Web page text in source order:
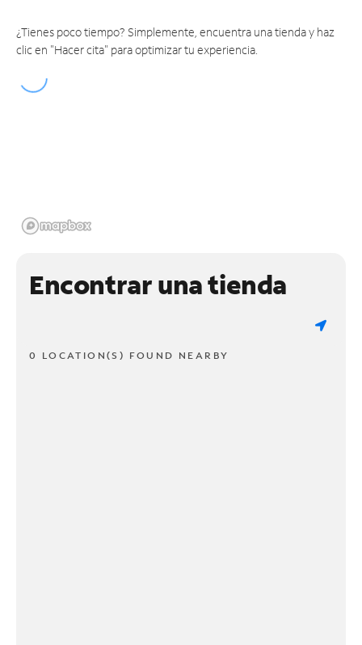
¿Tienes poco tiempo? Simplemente, encuentra una tienda y haz
clic en "Hacer cita" para optimizar tu experiencia.
Encontrar una tienda
0 LOCATION(S) FOUND NEARBY